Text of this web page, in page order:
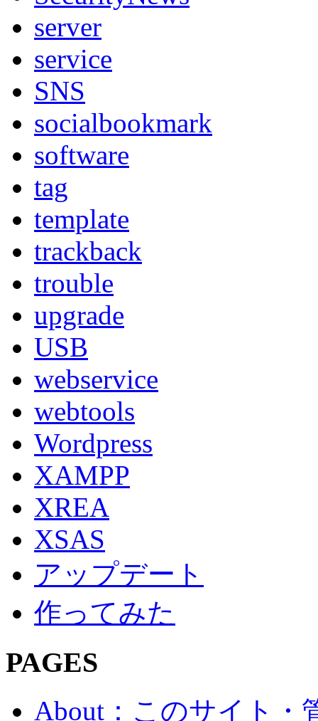
server
service
SNS
socialbookmark
software
tag
template
trackback
trouble
upgrade
USB
webservice
webtools
Wordpress
XAMPP
XREA
XSAS
アップデート
作ってみた
PAGES
About：このサイト・